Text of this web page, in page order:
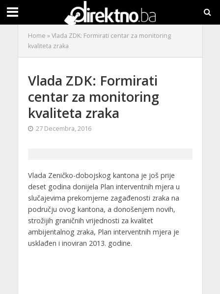
Home »Vlada ZDK: Formirati centar za monitoring
kvaliteta zraka
Vlada ZDK: Formirati
centar za monitoring
kvaliteta zraka
27 Decembra, 2016
Vlada Zeničko-dobojskog kantona je još prije
deset godina donijela Plan interventnih mjera u
slučajevima prekomjerne zagađenosti zraka na
području ovog kantona, a donošenjem novih,
strožijih graničnih vrijednosti za kvalitet
ambijentalnog zraka, Plan interventnih mjera je
usklađen i inoviran 2013. godine.